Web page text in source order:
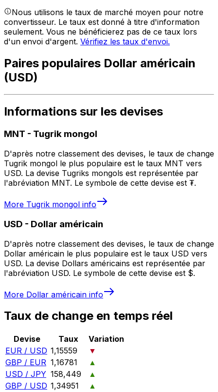
Nous utilisons le taux de marché moyen pour notre
convertisseur. Le taux est donné à titre d'information
seulement. Vous ne bénéficierez pas de ce taux lors
d'un envoi d'argent. Vérifiez les taux d'envoi.
Paires populaires Dollar américain
(USD)
Informations sur les devises
MNT - Tugrik mongol
D'après notre classement des devises, le taux de change
Tugrik mongol le plus populaire est le taux MNT vers
USD. La devise Tugriks mongols est représentée par
l'abréviation MNT. Le symbole de cette devise est ₮.
More Tugrik mongol info
USD - Dollar américain
D'après notre classement des devises, le taux de change
Dollar américain le plus populaire est le taux USD vers
USD. La devise Dollars américains est représentée par
l'abréviation USD. Le symbole de cette devise est $.
More Dollar américain info
Taux de change en temps réel
Devise Taux
Variation
EUR / USD 1,15559
▼
GBP / EUR 1,16781
▲
USD / JPY 158,449
▲
GBP / USD 1,34951
▲